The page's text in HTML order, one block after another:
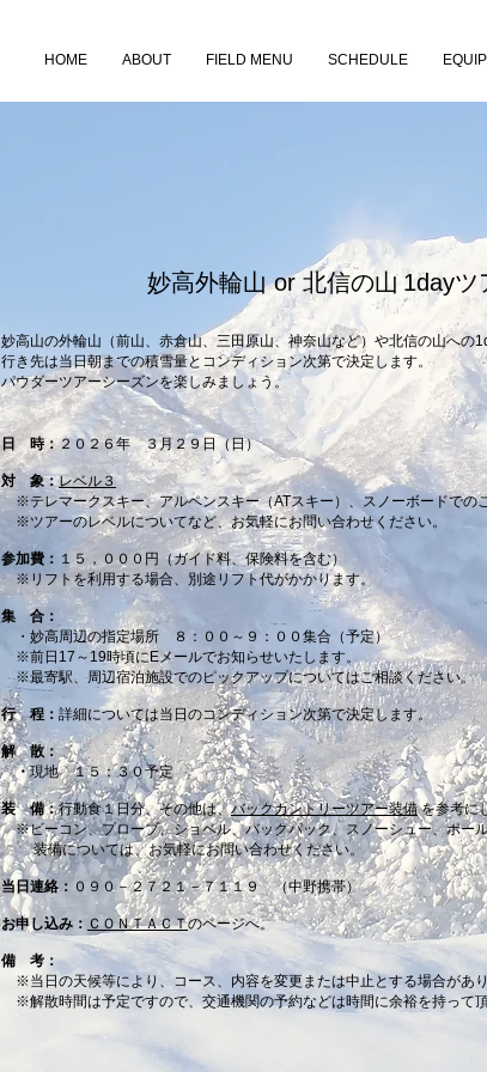
HOME ABOUT FIELD MENU SCHEDULE
妙高外輪山 or 北信の山 1dayツ
妙高山の外輪山（前山、赤倉山、三田原山、神奈山など）や北信の山への
行き先は当日朝までの積雪量とコンディション次第で決定します。
パウダーツアーシーズンを楽しみましょう。
日 時：２０２６年 ３月２９日（日）
対 象：レベル３
※テレマークスキー、アルペンスキー（ATスキー）、スノーボードでの
​ ※ツアーのレベルについてなど、お気軽にお問い合わせください。
参加費： １５，０００円（ガイド料、保険料を含む）
※リフトを利用する場合、別途リフト代がかかります。
集 合：
・妙高周辺の指定場所 ８：００～９：００集合（予定）
※前日17～19時頃にEメールでお知らせいたします。
​※最寄駅、周辺宿泊施設でのピックアップについてはご相談ください。​
行 程： 詳細については当日のコンディション次第で決定します。
解 散：
・現地 １５：３０予定
装 備：行動食１日分、その他は、バックカントリーツアー装備を参考に
※ビーコン、プローブ、ショベル、バックパック、スノーシュー、ポー
装備については、お気軽にお問い合わせください。
当日連絡： ０９０－２７２１－７１１９ （中野携帯）
お申し込み： ＣＯＮＴＡＣＴのページへ。
備 考：
※当日の天候等により、コース、内容を変更または中止とする場合があ
※解散時間は予定ですので、交通機関の予約などは時間に余裕を持って頂